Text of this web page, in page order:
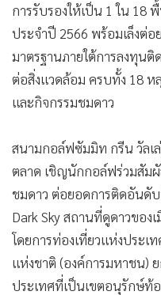
• จีน
• ชุมชน-คุณภาพชีวิต
• อาชญากรรม
• Motoring
• เกม
• SMEs
•
กองทุนรวม
• Celeb Online
• Factcheck
การรับรองให้เป็น 1 ใน 18
ประจำปี 2566 พร้อมเล็งต่
มาตรฐานภายใต้การลงทุน
ต่อสิ่งแวดล้อม ครบทั้ง 18 ห
และกิจกรรมชมดาว
สนามกอล์ฟซัมมิท กรีน วัลเ
ตลาด เชิญนักกอล์ฟร่วมสัม
ชมดาว ต่อยอดการติดอันดั
Dark Sky สถานที่ดูดาวของ
โดยการท่องเที่ยวแห่งประเ
แห่งชาติ (องค์การมหาชน)
ประเทศที่เป็นเขตอนุรักษ์ท้